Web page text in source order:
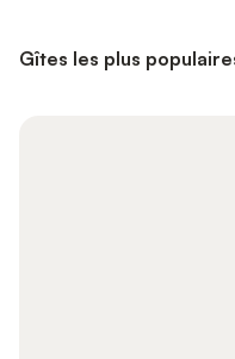
Gîtes les plus